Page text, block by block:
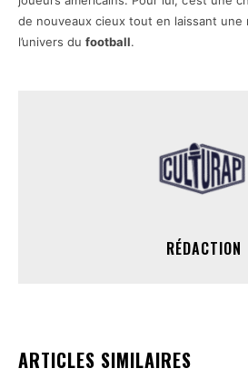
de nouveaux cieux tout en laissant une
l’univers du football.
RÉDACTION
ARTICLES SIMILAIRES